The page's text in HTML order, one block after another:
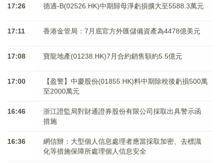
17:26 德適-B(02526.HK)中期歸母淨虧損擴大至5588.3萬元
17:11 香港金管局：7月底官方外匯儲備資產為4478億美元
17:08 寶龍地產(01238.HK)7月合約銷售額約5.5億元
17:00
【盈警】中慶股份(01855.HK)料中期除稅後虧損500萬
至2000萬元
16:46
浙江證監局對財通證券股份有限公司採取出具警示函
措施
16:36
網信辦：大型個人信息處理者應當採取加密、去標識
化等措施保障所處理個人信息安全